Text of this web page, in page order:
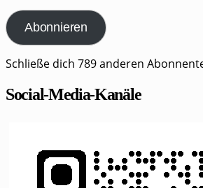
Mail-
Adresse
Abonnieren
Schließe dich 789 anderen
Social-Media-Kanäle